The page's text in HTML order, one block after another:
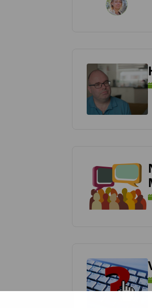
Lees meer over Het
Lees meer over Nieuw:
Lees meer over Vragenlijst